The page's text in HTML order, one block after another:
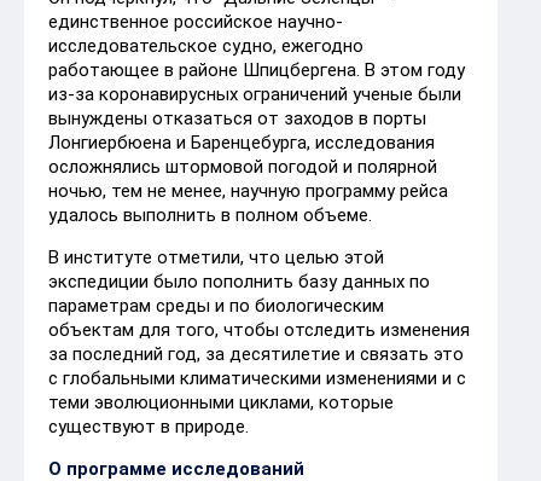
единственное российское научно-
исследовательское судно, ежегодно
работающее в районе Шпицбергена. В этом году
из-за коронавирусных ограничений ученые были
вынуждены отказаться от заходов в порты
Лонгиербюена и Баренцебурга, исследования
осложнялись штормовой погодой и полярной
ночью, тем не менее, научную программу рейса
удалось выполнить в полном объеме.
В институте отметили, что целью этой
экспедиции было пополнить базу данных по
параметрам среды и по биологическим
объектам для того, чтобы отследить изменения
за последний год, за десятилетие и связать это
с глобальными климатическими изменениями и с
теми эволюционными циклами, которые
существуют в природе.
О программе исследований